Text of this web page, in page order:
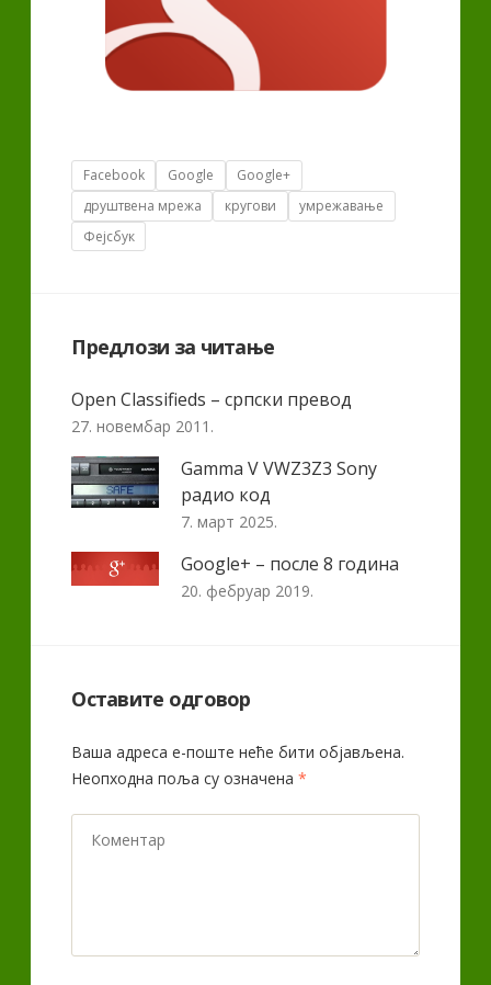
Tags
Facebook Google
Google+
друштвена мрежа
кругови
умрежавање
Фејсбук
Предлози за читање
Open Classifieds – српски превод
27. новембар 2011.
Gamma V VWZ3Z3 Sony
радио код
7. март 2025.
Google+ – после 8 година
20. фебруар 2019.
Оставите одговор
Ваша адреса е-поште неће бити објављена.
Неопходна поља су означена*